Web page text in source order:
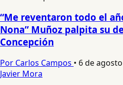
“Me reventaron todo el
Nona” Muñoz palpita su
Concepción
Por Carlos Campos • 6 de
Javier Mora